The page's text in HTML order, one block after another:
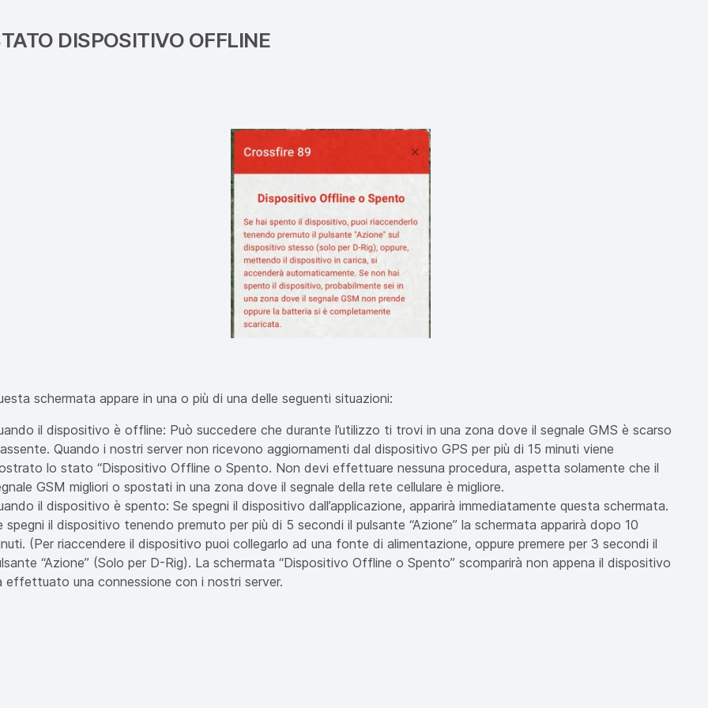
DISPOSITIVO OFFLINE
schermata appare in una o più di una delle seguenti situazioni:
il dispositivo è offline: Può succedere che durante l’utilizzo ti trovi in una zona dove il segnale GMS è scarso
Quando i nostri server non ricevono aggiornamenti dal dispositivo GPS per più di 15 minuti viene
lo stato “Dispositivo Offline o Spento. Non devi effettuare nessuna procedura, aspetta solamente che il
GSM migliori o spostati in una zona dove il segnale della rete cellulare è migliore.
il dispositivo è spento: Se spegni il dispositivo dall’applicazione, apparirà immediatamente questa schermata.
spegni il dispositivo tenendo premuto per più di 5 secondi il pulsante “Azione” la schermata apparirà dopo 10
(Per riaccendere il dispositivo puoi collegarlo ad una fonte di alimentazione, oppure premere per 3 secondi il
“Azione” (Solo per D-Rig). La schermata “Dispositivo Offline o Spento” scomparirà non appena il dispositivo
effettuato una connessione con i nostri server.